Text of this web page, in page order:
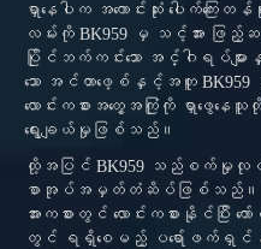
ရှာနေပါက အကောင်းဆုံး ပေါက်ကြေ
လမ်းကို BK959 မှ သင့်အား ဖြည့်ဆ
ပြိုင်ဘက်ကင်းသော အင်္ဂါရပ်များ
သော အင်တာဖေ့စ်နှင့်အတူ BK959 သည်
လောင်းကစားအတွေ့အကြုံကို ရှာဖွေနေ
ရွေးချယ်မှုဖြစ်သည်။
ထို့အပြင် BK959 သည်စက်မှုလုပ်
စာအုပ်အမှတ်တံဆိပ်ဖြစ်သည်။ မြန်မ
အားကစားတွင် လောင်းကစားနိုင်ပြီး
တွင် ရရှိစေမည့် ပရော်ဖက်ရှင်နယ်